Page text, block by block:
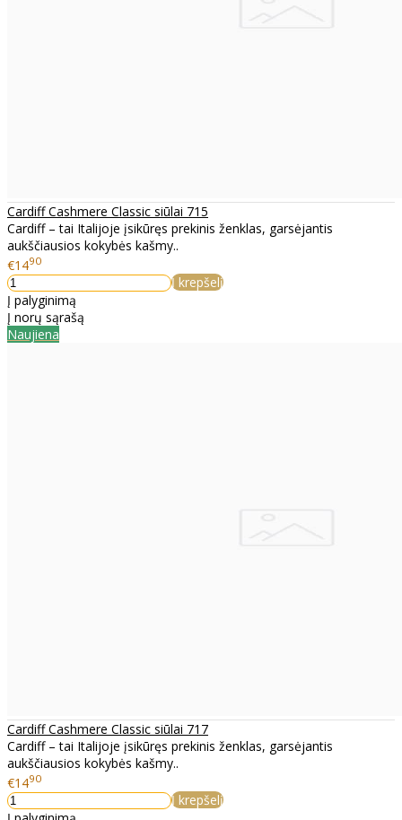
Cardiff Cashmere Classic siūlai 715
Cardiff – tai Italijoje įsikūręs prekinis ženklas, garsėjantis
aukščiausios kokybės kašmy..
€1490
Į krepšelį
Į palyginimą
Į norų sąrašą
Naujiena
Cardiff Cashmere Classic siūlai 717
Cardiff – tai Italijoje įsikūręs prekinis ženklas, garsėjantis
aukščiausios kokybės kašmy..
€1490
Į krepšelį